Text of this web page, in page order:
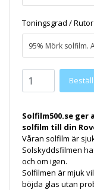
Toningsgrad / Rutor
95% Mörk solfilm.
Solfilm500.se
solfilm till din
Våran solfilm är
Solskyddsfilmen
och om igen.
Solfilmen är mjuk
böjda glas utan